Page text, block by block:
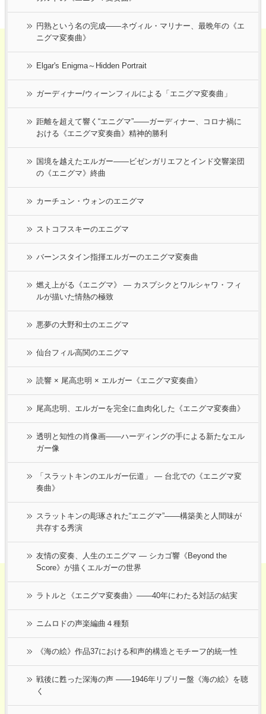
円熟という名の完成――ネヴィル・マリナー、最晩年の《エ
ニグマ変奏曲》
Elgar's Enigma～Hidden Portrait
ガーディナー/ウィーンフィルによる「エニグマ変奏曲」
距離を超えて響く“エニグマ”――ガーディナー、コロナ禍に
おける《エニグマ変奏曲》精神的勝利
国境を越えたエルガー――ビゼンガリエフとインド交響楽団
の《エニグマ》終曲
カーチュン・ウォンのエニグマ
ストコフスキーのエニグマ
バーンスタイン指揮エルガーのエニグマ変奏曲
燃え上がる《エニグマ》 ― カスプシクとワルシャワ・フィ
ルが描いた情熱の極致
悪夢の大野和士のエニグマ
仙台フィル高関のエニグマ
読響 × 尾高忠明 × エルガー《エニグマ変奏曲》
尾高忠明、エルガーを完全に血肉化した《エニグマ変奏曲》
透明と知性の肖像画――ハーディングの手による新たなエル
ガー像
「スラットキンのエルガー伝道」 ― 台北での《エニグマ変
奏曲》
スラットキンの彫琢された“エニグマ”——構築美と人間味が
共存する秀演
友情の変奏、人生のエニグマ ― シカゴ響《Beyond the
Score》が描くエルガーの世界
ラトルと《エニグマ変奏曲》――40年にわたる対話の結実
ニムロドの声楽編曲４種類
《海の絵》作品37における和声的構造とモチーフ的統一性
戦後に甦った深海の声 ――1946年リプリー盤《海の絵》を聴
く